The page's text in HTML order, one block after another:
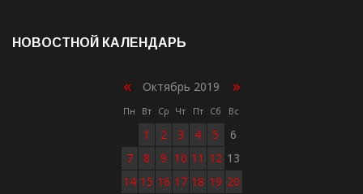
НОВОСТНОЙ КАЛЕНДАРЬ
« Октябрь 2019 »
Пн Вт Ср Чт Пт Сб Вс
1 2 3 4 5
6
7
8 9 10 11 12 13
14 15 16 17 18 19 20